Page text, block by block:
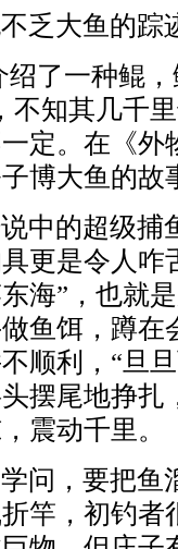
乏大鱼的踪
了一种鲲
不知其几千
定。在《外
博大鱼的故
中的超级捕
更是令人咋
海”，也就
鱼饵，蹲在
顺利，“旦
摆尾地挣扎
震动千里。
问，要把鱼
竿，初钓